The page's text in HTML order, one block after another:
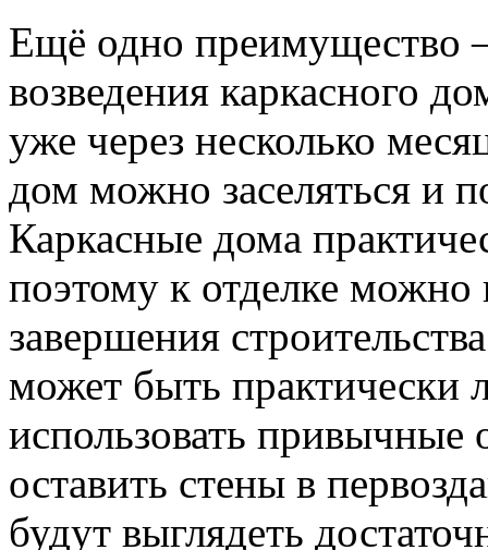
Ещё одно преимущество
возведения каркасного
уже через несколько
дом можно заселяться и
Каркасные дома
поэтому к отделке можно
завершения
может быть
использовать привычные
оставить стены в
будут выглядеть